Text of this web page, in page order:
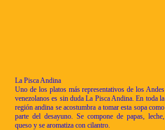
La Pisca Andina
Uno de los platos más representativos de los Andes
venezolanos es sin duda La Pisca Andina. En toda la
región andina se acostumbra a tomar esta sopa como
parte del desayuno. Se compone de papas, leche,
queso y se aromatiza con cilantro.